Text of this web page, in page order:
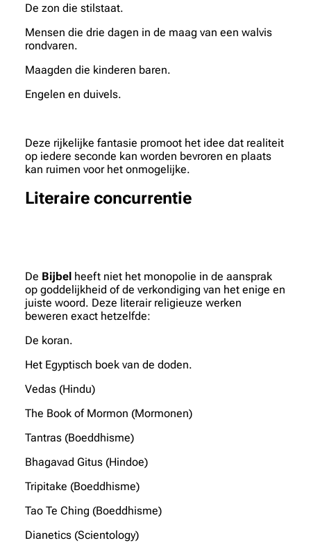
De zon die stilstaat.
Mensen die drie dagen in de maag van een walvis
rondvaren.
Maagden die kinderen baren.
Engelen en duivels.
Deze rijkelijke fantasie promoot het idee dat realiteit
op iedere seconde kan worden bevroren en plaats
kan ruimen voor het onmogelijke.
Literaire concurrentie
De Bijbel heeft niet het monopolie in de aansprak
op goddelijkheid of de verkondiging van het enige en
juiste woord. Deze literair religieuze werken
beweren exact hetzelfde:
De koran.
Het Egyptisch boek van de doden.
Vedas (Hindu)
The Book of Mormon (Mormonen)
Tantras (Boeddhisme)
Bhagavad Gitus (Hindoe)
Tripitake (Boeddhisme)
Tao Te Ching (Boeddhisme)
Dianetics (Scientology)